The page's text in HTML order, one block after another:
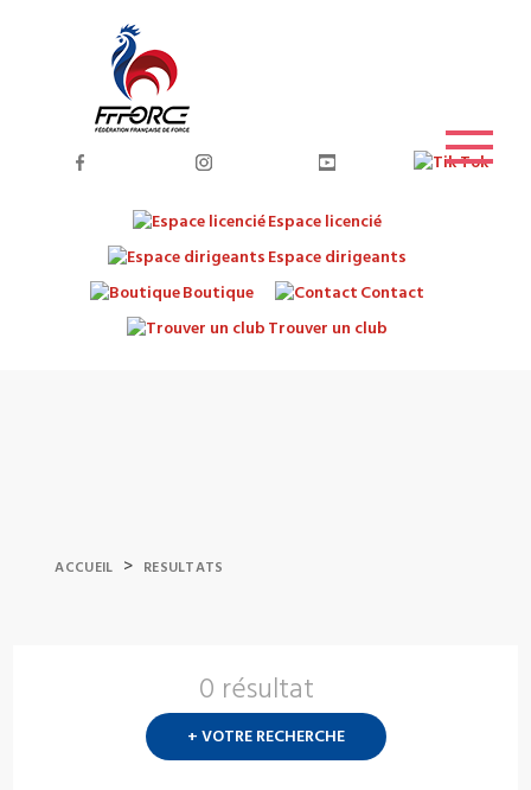
Espace licencié
Espace dirigeants
Boutique
Contact
Trouver un club
ACCUEIL > RESULTATS
0 résultat
+ VOTRE RECHERCHE